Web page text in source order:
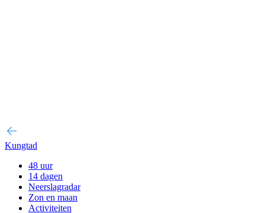
Kungtad
48 uur
14 dagen
Neerslagradar
Zon en maan
Activiteiten